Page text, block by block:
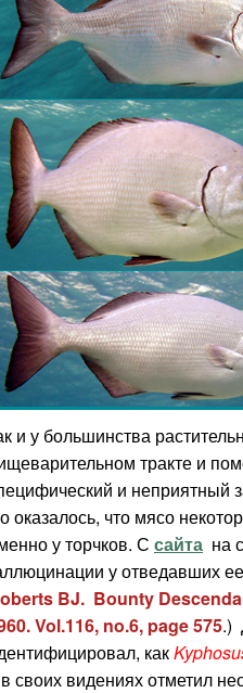
и у большинства
тракте и
и неприятный
оказалось, что мясо
у торчков. С сайта на
у отведавших
BJ. Bounty
Vol.116, no.6, page 575.)
как
своих видениях отметил